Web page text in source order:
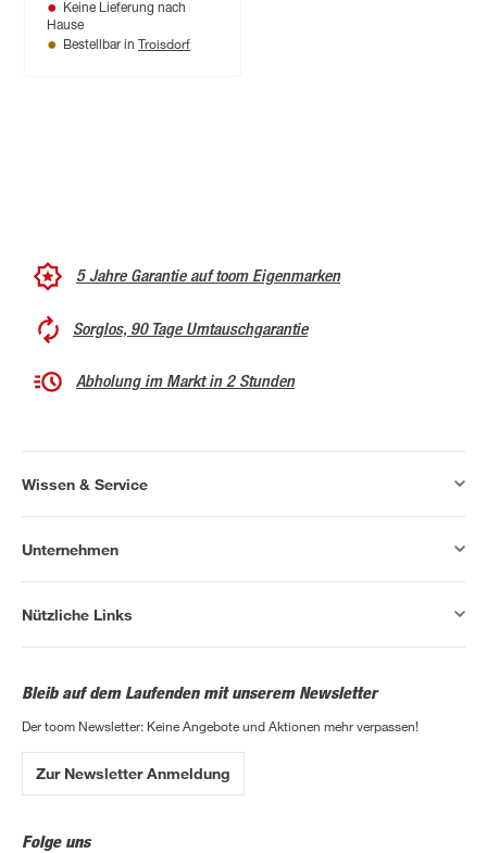
Saunabadetuch
Keine Lieferung nach
Hause
Bestellbar in Troisdorf
5 Jahre Garantie auf toom Eigenmarken
Sorglos, 90 Tage Umtauschgarantie
Abholung im Markt in 2 Stunden
Wissen & Service
Unternehmen
Nützliche Links
Bleib auf dem Laufenden mit unserem Newsletter
Der toom Newsletter: Keine Angebote und Aktionen mehr verpassen!
Zur Newsletter Anmeldung
Folge uns